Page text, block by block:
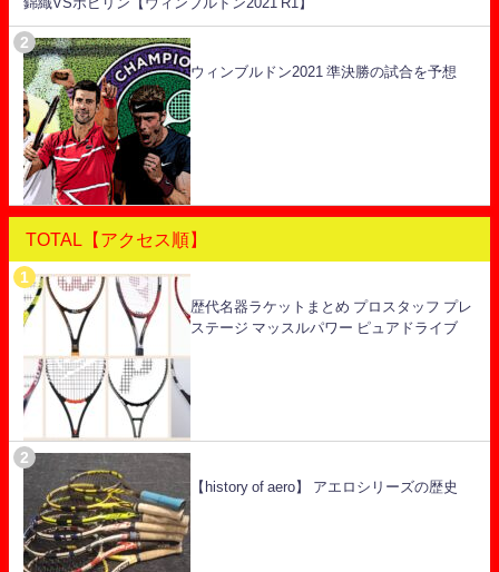
錦織VSポピリン【ウィンブルドン2021 R1】
ウィンブルドン2021 準決勝の試合を予想
TOTAL【アクセス順】
歴代名器ラケットまとめ プロスタッフ プレ
ステージ マッスルパワー ピュアドライブ
【history of aero】 アエロシリーズの歴史